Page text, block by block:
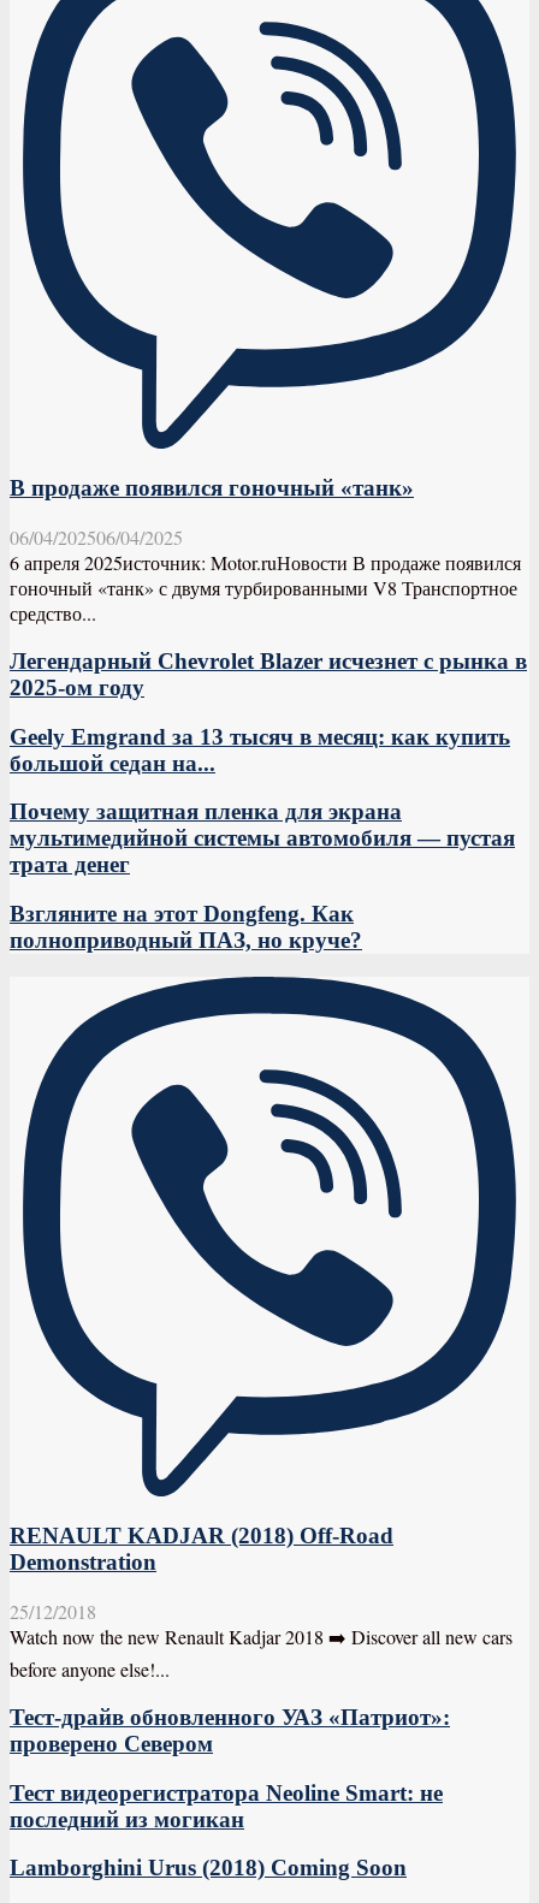
В продаже появился гоночный «танк»
06/04/202506/04/2025
6 апреля 2025источник: Motor.ruНовости В продаже появился
гоночный «танк» с двумя турбированными V8 Транспортное
средство...
Легендарный Chevrolet Blazer исчезнет с рынка в
2025-ом году
Geely Emgrand за 13 тысяч в месяц: как купить
большой седан на...
Почему защитная пленка для экрана
мультимедийной системы автомобиля — пустая
трата денег
Взгляните на этот Dongfeng. Как
полноприводный ПАЗ, но круче?
RENAULT KADJAR (2018) Off-Road
Demonstration
25/12/2018
Watch now the new Renault Kadjar 2018 ➡️ Discover all new cars
before anyone else!...
Тест-драйв обновленного УАЗ «Патриот»:
проверено Севером
Тест видеорегистратора Neoline Smart: не
последний из могикан
Lamborghini Urus (2018) Coming Soon